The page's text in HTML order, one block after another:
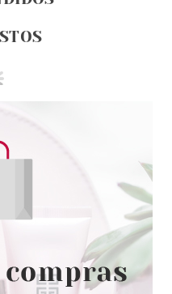
DIOR
GIRL